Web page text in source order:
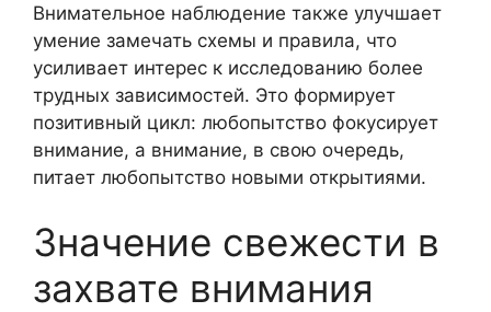
Внимательное наблюдение также улучшает
умение замечать схемы и правила, что
усиливает интерес к исследованию более
трудных зависимостей. Это формирует
позитивный цикл: любопытство фокусирует
внимание, а внимание, в свою очередь,
питает любопытство новыми открытиями.
Значение свежести в
захвате внимания